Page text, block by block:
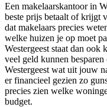
Een makelaarskantoor in
beste prijs betaalt of krijgt
dat makelaars precies
welke huizen je op moet
Westergeest staat dan ook
veel geld kunnen
Westergeest wat uit jouw
er financieel gezien zo
precies zien welke
budget.